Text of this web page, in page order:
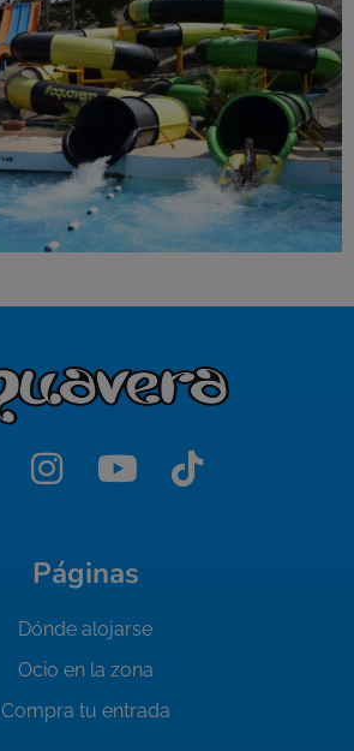
Páginas
Dónde alojarse
Ocio en la zona
Compra tu entrada